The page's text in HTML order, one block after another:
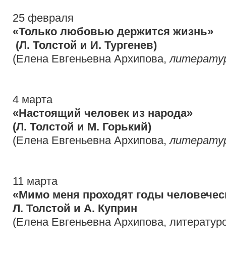
25 февраля
«Только любовью держится жизнь»
(Л. Толстой и И. Тургенев)
(Елена Евгеньевна Архипова,
4 марта
«Настоящий человек из народа»
(Л. Толстой и М. Горький)
(Елена Евгеньевна Архипова,
11 марта
«Мимо меня проходят годы
Л. Толстой и А. Куприн
(Елена Евгеньевна Архипова,